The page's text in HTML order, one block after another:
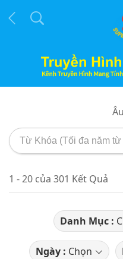
1 - 20 của 301 Kết Quả
Danh Mục :
Ngày : Chọn